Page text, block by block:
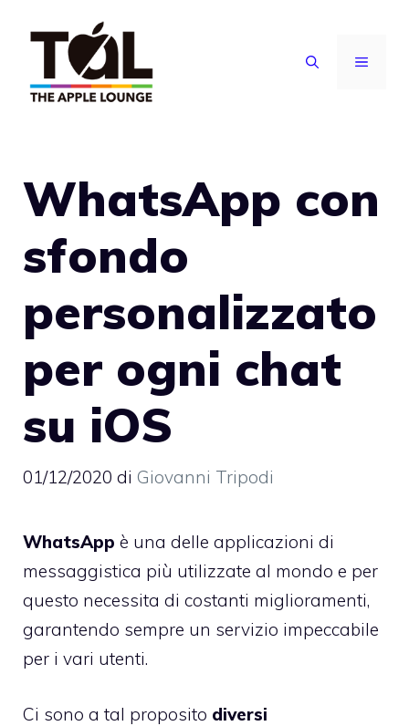
contenuto
MENU
WhatsApp con
sfondo
personalizzato
per ogni chat
su iOS
01/12/2020 di Giovanni Tripodi
WhatsApp è una delle applicazioni di
messaggistica più utilizzate al mondo e per
questo necessita di costanti miglioramenti,
garantendo sempre un servizio impeccabile
per i vari utenti.
Ci sono a tal proposito diversi